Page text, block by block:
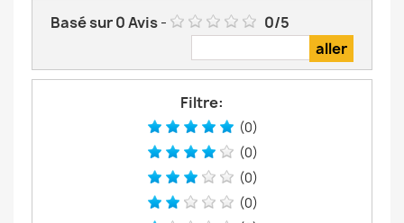
Basé sur0Avis- 0/5
Filtre:
(0)
(0)
(0)
(0)